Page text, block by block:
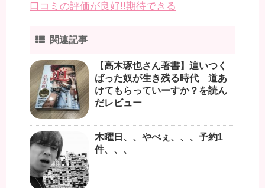
口コミの評価が良好!!期待できる
関連記事
【高木琢也さん著書】這いつく
ばった奴が生き残る時代 道あ
けてもらっていーすか？を読ん
だレビュー
木曜日、、やべぇ、、、予約1
件、、、